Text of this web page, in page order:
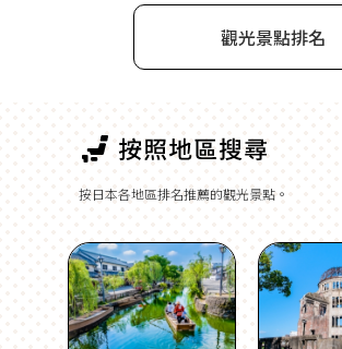
觀光景點排名
按日本各地區排名推薦的觀光景點。